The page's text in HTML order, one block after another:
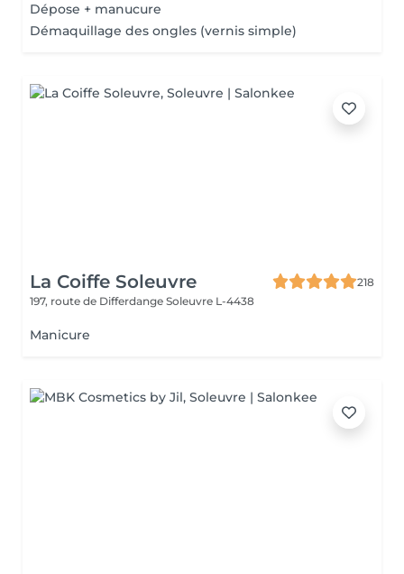
Dépose + manucure
Démaquillage des ongles (vernis simple)
La Coiffe Soleuvre
218
197, route de Differdange Soleuvre L-4438
Manicure